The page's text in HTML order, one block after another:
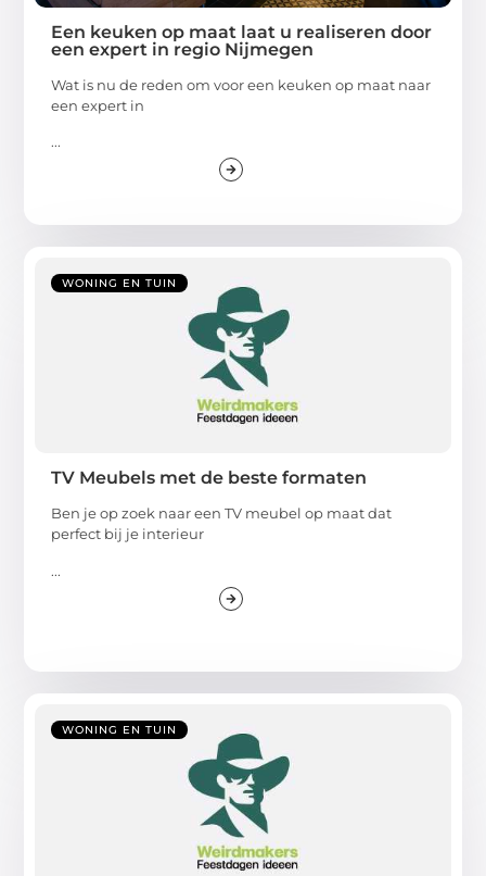
Een keuken op maat laat u realiseren door
een expert in regio Nijmegen
Wat is nu de reden om voor een keuken op maat naar
een expert in
...
WONING EN TUIN
TV Meubels met de beste formaten
Ben je op zoek naar een TV meubel op maat dat
perfect bij je interieur
...
WONING EN TUIN